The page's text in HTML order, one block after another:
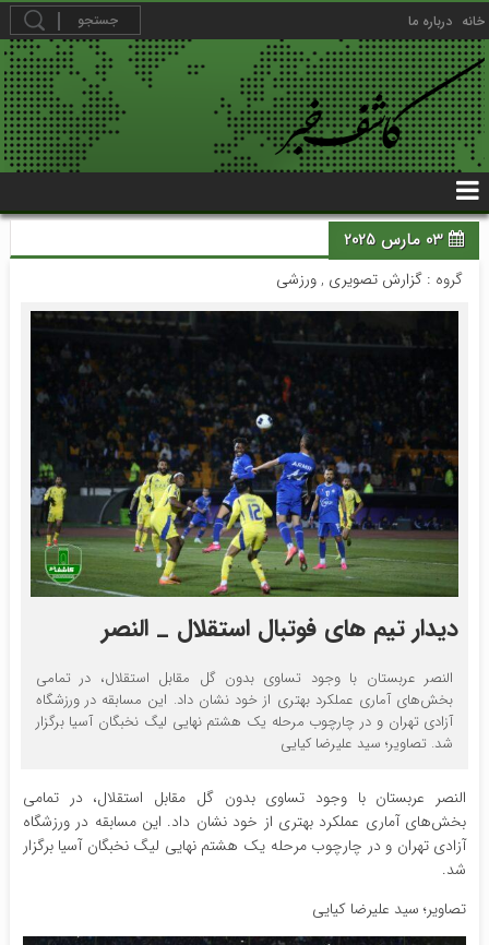
خانه درباره ما
03 مارس 2025
گروه :گزارش تصویری ,ورزشی
دیدار تیم های فوتبال استقلال _ النصر
النصر عربستان با وجود تساوی بدون گل مقابل استقلال، در تمامی
بخش‌های آماری عملکرد بهتری از خود نشان داد. این مسابقه در ورزشگاه
آزادی تهران و در چارچوب مرحله یک هشتم نهایی لیگ نخبگان آسیا برگزار
شد. تصاویر؛ سید علیرضا کیایی
النصر عربستان با وجود تساوی بدون گل مقابل استقلال، در تمامی
بخش‌های آماری عملکرد بهتری از خود نشان داد. این مسابقه در ورزشگاه
آزادی تهران و در چارچوب مرحله یک هشتم نهایی لیگ نخبگان آسیا برگزار
شد.
تصاویر؛ سید علیرضا کیایی